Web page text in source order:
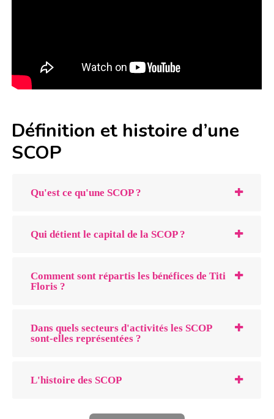
Définition et histoire d’une
SCOP
Qu'est ce qu'une SCOP ?
Qui détient le capital de la SCOP ?
Comment sont répartis les bénéfices de Titi
Floris ?
Dans quels secteurs d'activités les SCOP
sont-elles représentées ?
L'histoire des SCOP